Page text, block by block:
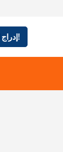
إدراج الإعلان!